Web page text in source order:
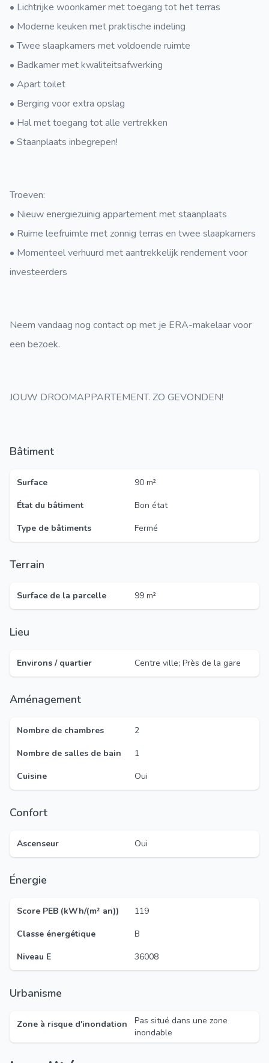
• Lichtrijke woonkamer met toegang tot het terras
• Moderne keuken met praktische indeling
• Twee slaapkamers met voldoende ruimte
• Badkamer met kwaliteitsafwerking
• Apart toilet
• Berging voor extra opslag
• Hal met toegang tot alle vertrekken
• Staanplaats inbegrepen!
Troeven:
• Nieuw energiezuinig appartement met staanplaats
• Ruime leefruimte met zonnig terras en twee slaapkamers
• Momenteel verhuurd met aantrekkelijk rendement voor
investeerders
Neem vandaag nog contact op met je ERA-makelaar voor
een bezoek.
JOUW DROOMAPPARTEMENT. ZO GEVONDEN!
Bâtiment
Surface
90 m²
État du bâtiment
Bon état
Type de bâtiments
Fermé
Terrain
Surface de la parcelle 99 m²
Lieu
Environs / quartier Centre ville; Près de la gare
Aménagement
Nombre de chambres
2
Nombre de salles de bain
1
Cuisine
Oui
Confort
Ascenseur Oui
Énergie
Score PEB (kWh/(m² an))
119
Classe énergétique
B
Niveau E
36008
Urbanisme
Zone à risque d'inondation
Pas situé dans une zone
inondable